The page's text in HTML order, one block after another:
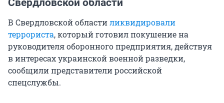
Свердловской области
В Свердловской областиликвидировали
террориста, который готовил покушение на
руководителя оборонного предприятия, действуя
в интересах украинской военной разведки,
сообщили представители российской
спецслужбы.